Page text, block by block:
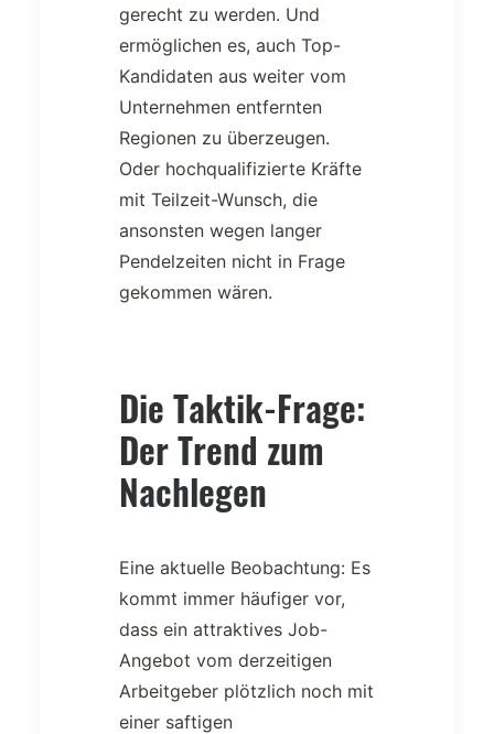
gerecht zu werden. Und
ermöglichen es, auch Top-
Kandidaten aus weiter vom
Unternehmen entfernten
Regionen zu überzeugen.
Oder hochqualifizierte Kräfte
mit Teilzeit-Wunsch, die
ansonsten wegen langer
Pendelzeiten nicht in Frage
gekommen wären.
Die Taktik-Frage:
Der Trend zum
Nachlegen
Eine aktuelle Beobachtung: Es
kommt immer häufiger vor,
dass ein attraktives Job-
Angebot vom derzeitigen
Arbeitgeber plötzlich noch mit
einer saftigen